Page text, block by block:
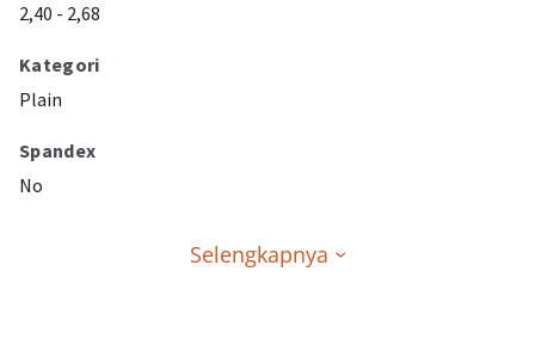
2,40 - 2,68
Kategori
Plain
Spandex
No
Selengkapnya